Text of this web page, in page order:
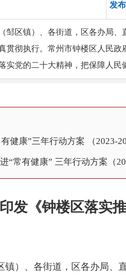
发
邹区镇）、各街道，区各办局、
贯彻执行。常州市钟楼区人民政
实党的二十大精神，把保障人
有健康”三年行动方案 （2023-
“常有健康” 三年行动方案（
发《钟楼区落实
镇）、各街道，区各办局、